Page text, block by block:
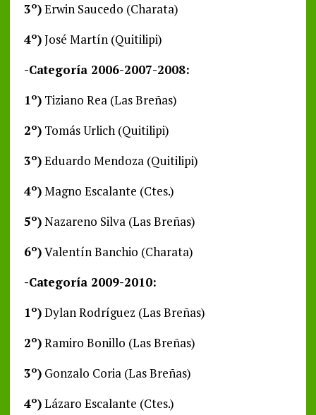
3º)Erwin Saucedo (Charata)
4º)José Martín (Quitilipi)
-Categoría 2006-2007-2008:
1º)Tiziano Rea (Las Breñas)
2º)Tomás Urlich (Quitilipi)
3º)Eduardo Mendoza (Quitilipi)
4º)Magno Escalante (Ctes.)
5º)Nazareno Silva (Las Breñas)
6º)Valentín Banchio (Charata)
-Categoría 2009-2010:
1º)Dylan Rodríguez (Las Breñas)
2º)Ramiro Bonillo (Las Breñas)
3º)Gonzalo Coria (Las Breñas)
4º)Lázaro Escalante (Ctes.)